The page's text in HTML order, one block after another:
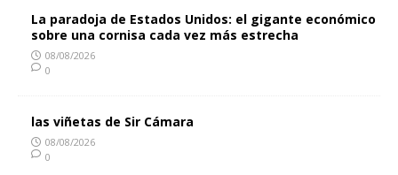
La paradoja de Estados Unidos: el gigante económico
sobre una cornisa cada vez más estrecha
08/08/2026
0
las viñetas de Sir Cámara
08/08/2026
0